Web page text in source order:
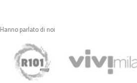
—Fiorella F.
Prezzi buoni
Hanno parlato di noi